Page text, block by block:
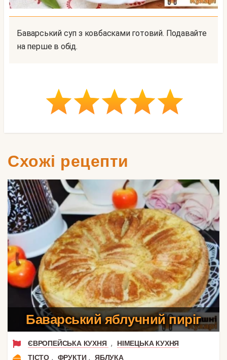
Баварський суп з ковбасками готовий. Подавайте
на перше в обід.
Схожі рецепти
Баварський яблучний пиріг
ЄВРОПЕЙСЬКА КУХНЯ ,
НІМЕЦЬКА КУХНЯ
ТІСТО , ФРУКТИ ,
ЯБЛУКА